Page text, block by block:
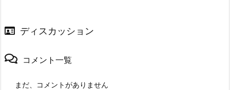
ディスカッション
コメント一覧
まだ、コメントがありません